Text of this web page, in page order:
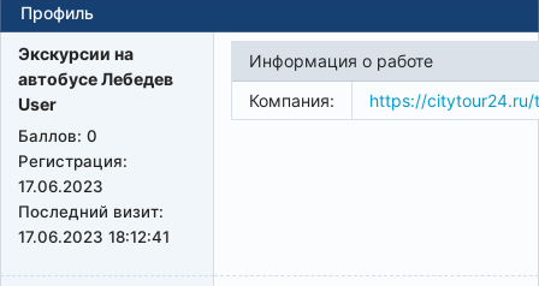
Профиль
Экскурсии на
автобусе Лебедев
User
Баллов: 0
Регистрация:
17.06.2023
Последний визит:
17.06.2023 18:12:41
Информация о работе
Компания:
https://citytour24.ru/